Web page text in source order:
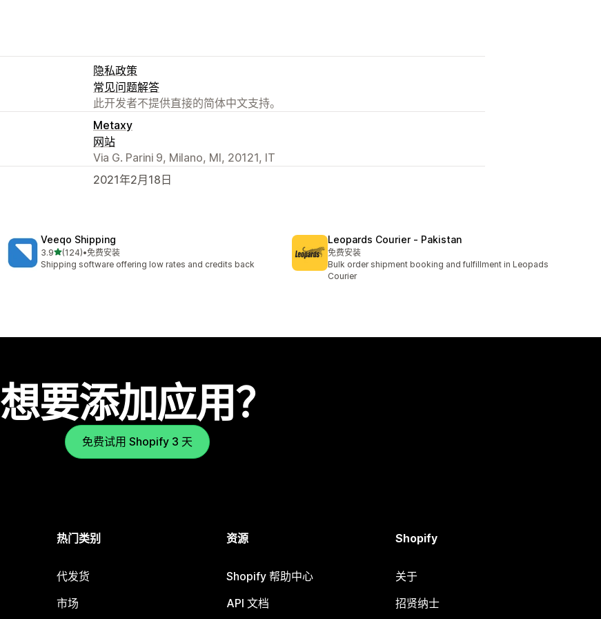
隐私政策
常见问题解答
此开发者不提供直接的简体中文支持。
Metaxy
网站
Via G. Parini 9, Milano, MI, 20121, IT
2021年2月18日
Veeqo Shipping
3.9星（满分 5 星）
(124)
总共 124 条评论
•免费安装
Shipping software offering low rates and credits back
Leopards Courier ‑ Pakistan
免费安装
Bulk order shipment booking and fulfillment in Leopads
Courier
想要添加应用？
免费试用 Shopify 3 天
热门类别
代发货
市场
资源
Shopify 帮助中心
API 文档
Shopify
关于
招贤纳士